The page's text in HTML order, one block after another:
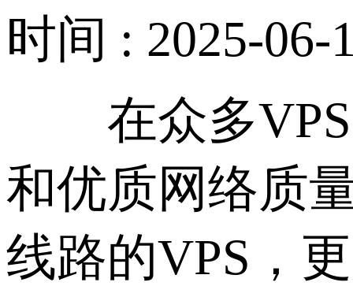
时间 : 2025-06-
在众多VPS
和优质网络质
线路的VPS，